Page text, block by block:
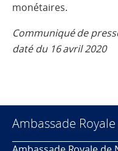
monétaires.
Communiqué de
daté du 16 avril 2020
Ambassade